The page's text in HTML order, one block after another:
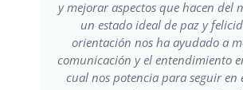
y mejorar aspectos que hacen del
un estado ideal de paz y
orientación nos ha ayudado a
comunicación y el entendimiento
cual nos potencia para seguir en